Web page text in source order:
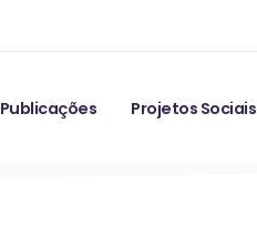
Publicações Projetos Sociais